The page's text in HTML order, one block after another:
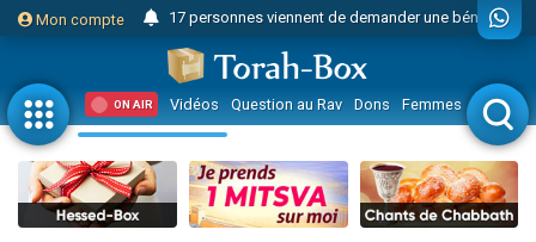
Mon compte
Il reste 49 places pour étudier en groupe sur Zoom
23 personnes viennent de faire un don pour Diane, 80 ans, dans un appartement insalubre
Eva vient de donner son Maasser
4 personnes viennent de nous rejoindre sur WhatsApp
3 personnes viennent de nous rejoindre sur WhatsApp
Odaya vient de donner son Maasser
ON AIR Vidéos Question au Rav Dons Femmes Enfants